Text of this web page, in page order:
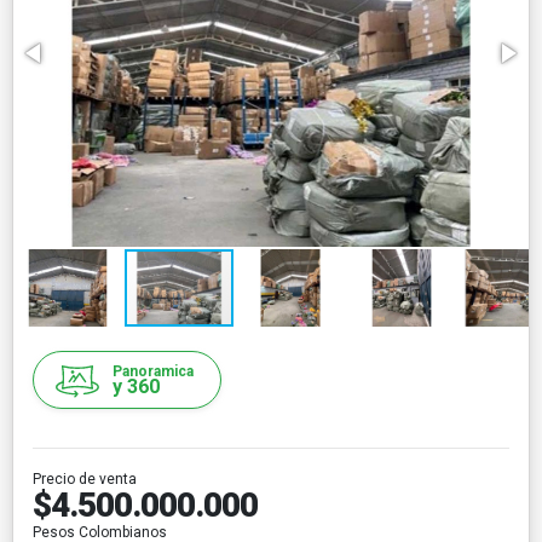
Panoramica
y 360
Precio de venta
$4.500.000.000
Pesos Colombianos